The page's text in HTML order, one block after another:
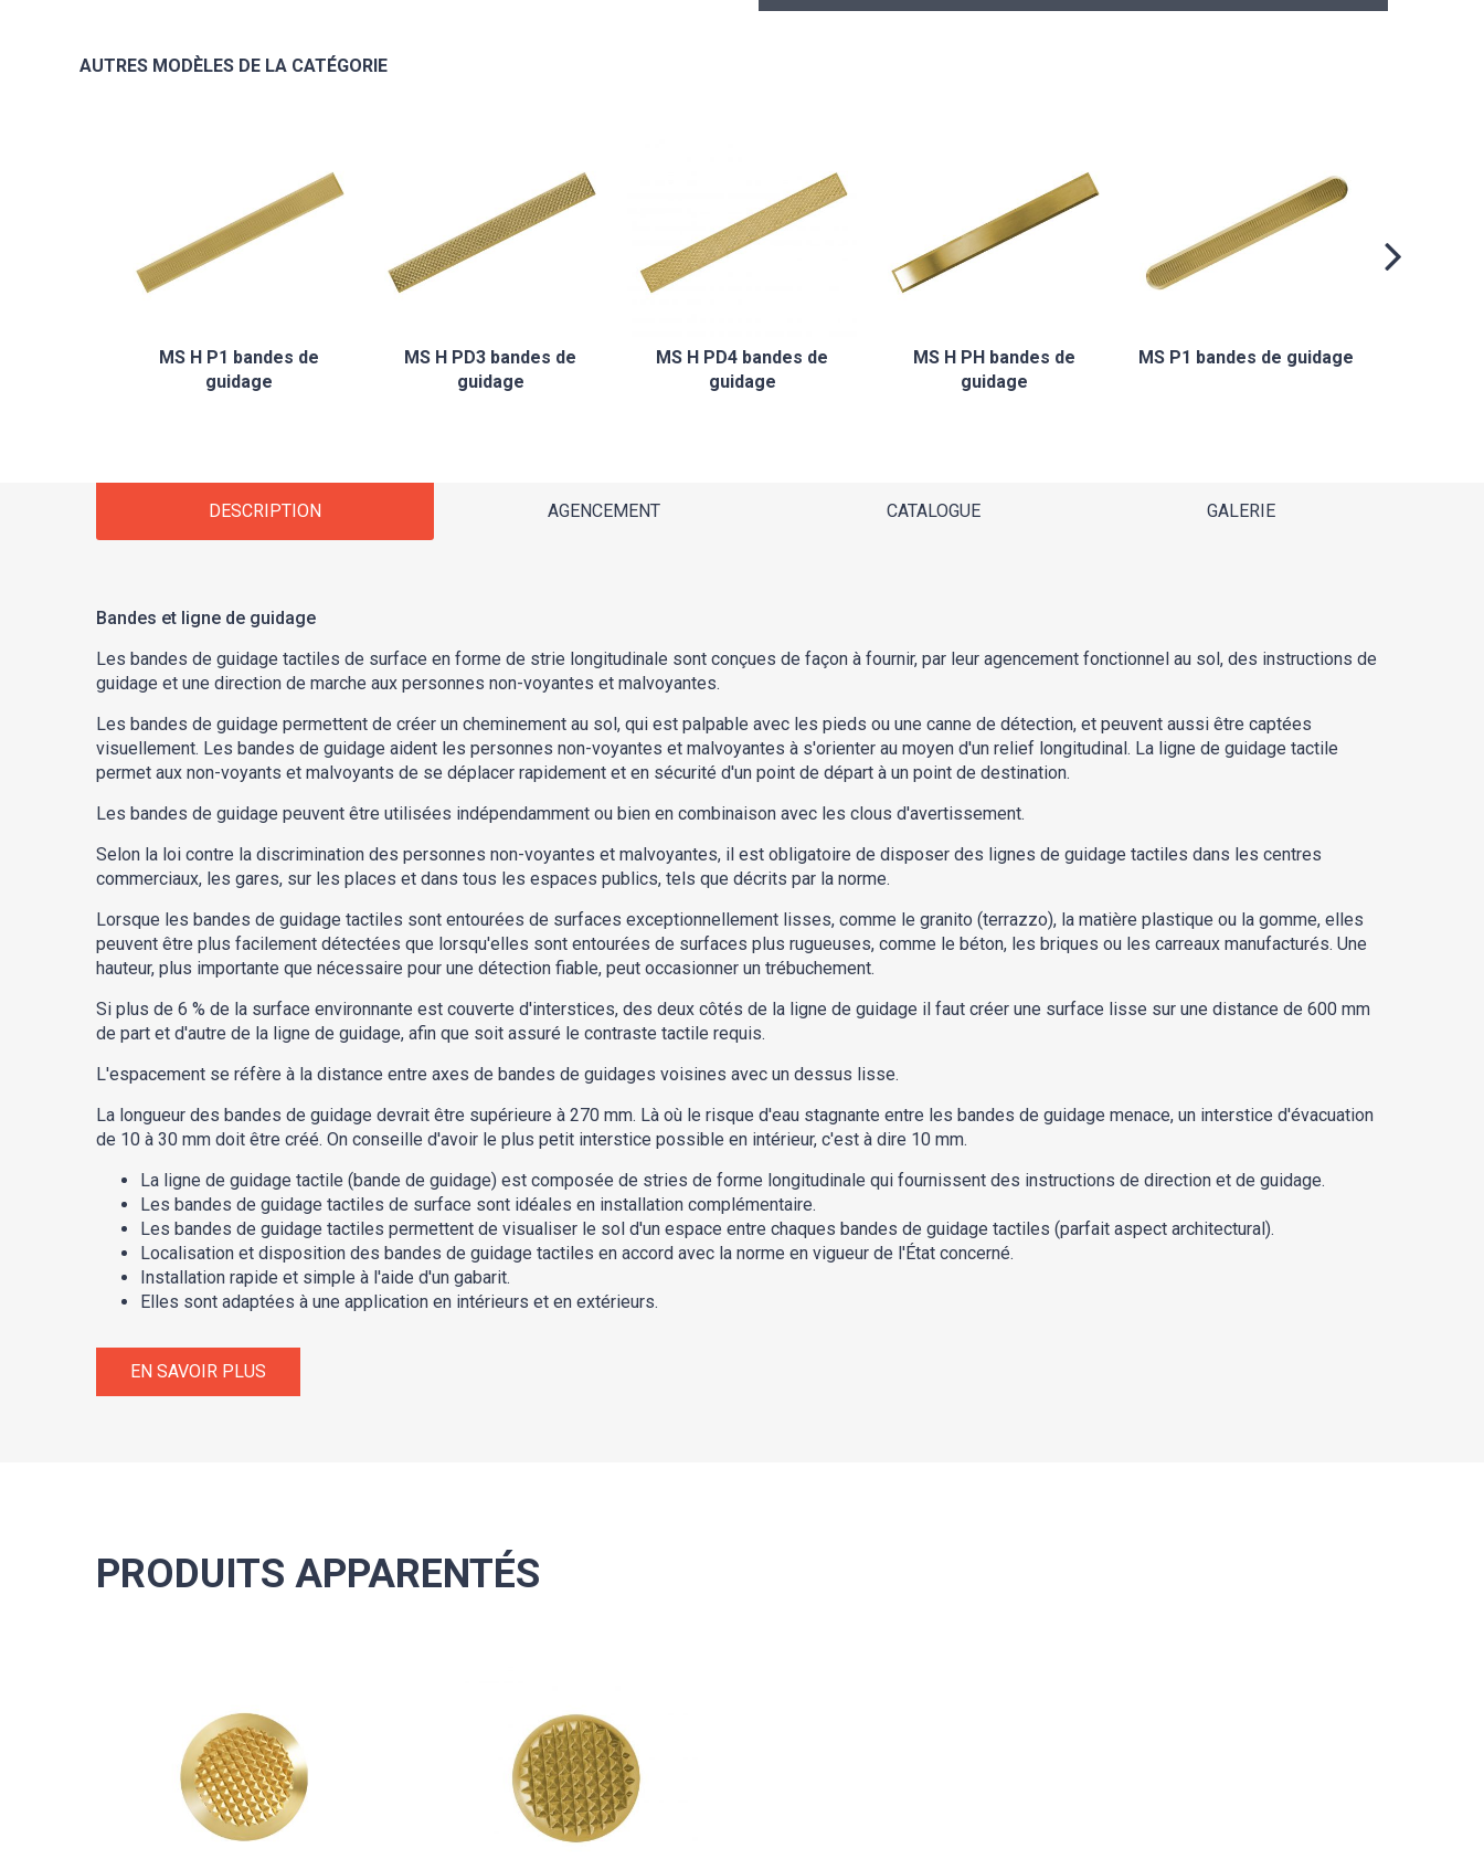
AUTRES MODÈLES DE LA CATÉGORIE
MS H P1 bandes de
guidage
MS H PD3 bandes de
guidage
MS H PD4 bandes de
guidage
MS H PH bandes de
guidage
MS P1 bandes de guidage
DESCRIPTION AGENCEMENT CATALOGUE GALERIE
Bandes et ligne de guidage
Les bandes de guidage tactiles de surface en forme de strie longitudinale sont conçues de façon à fournir, par leur agencement fonctionnel au sol, des instructions de
guidage et une direction de marche aux personnes non-voyantes et malvoyantes.
Les bandes de guidage permettent de créer un cheminement au sol, qui est palpable avec les pieds ou une canne de détection, et peuvent aussi être captées
visuellement. Les bandes de guidage aident les personnes non-voyantes et malvoyantes à s'orienter au moyen d'un relief longitudinal. La ligne de guidage tactile
permet aux non-voyants et malvoyants de se déplacer rapidement et en sécurité d'un point de départ à un point de destination.
Les bandes de guidage peuvent être utilisées indépendamment ou bien en combinaison avec les clous d'avertissement.
Selon la loi contre la discrimination des personnes non-voyantes et malvoyantes, il est obligatoire de disposer des lignes de guidage tactiles dans les centres
commerciaux, les gares, sur les places et dans tous les espaces publics, tels que décrits par la norme.
Lorsque les bandes de guidage tactiles sont entourées de surfaces exceptionnellement lisses, comme le granito (terrazzo), la matière plastique ou la gomme, elles
peuvent être plus facilement détectées que lorsqu'elles sont entourées de surfaces plus rugueuses, comme le béton, les briques ou les carreaux manufacturés. Une
hauteur, plus importante que nécessaire pour une détection fiable, peut occasionner un trébuchement.
Si plus de 6 % de la surface environnante est couverte d'interstices, des deux côtés de la ligne de guidage il faut créer une surface lisse sur une distance de 600 mm
de part et d'autre de la ligne de guidage, afin que soit assuré le contraste tactile requis.
L'espacement se réfère à la distance entre axes de bandes de guidages voisines avec un dessus lisse.
La longueur des bandes de guidage devrait être supérieure à 270 mm. Là où le risque d'eau stagnante entre les bandes de guidage menace, un interstice d'évacuation
de 10 à 30 mm doit être créé. On conseille d'avoir le plus petit interstice possible en intérieur, c'est à dire 10 mm.
La ligne de guidage tactile (bande de guidage) est composée de stries de forme longitudinale qui fournissent des instructions de direction et de guidage.
Les bandes de guidage tactiles de surface sont idéales en installation complémentaire.
Les bandes de guidage tactiles permettent de visualiser le sol d'un espace entre chaques bandes de guidage tactiles (parfait aspect architectural).
Localisation et disposition des bandes de guidage tactiles en accord avec la norme en vigueur de l'État concerné.
Installation rapide et simple à l'aide d'un gabarit.
Elles sont adaptées à une application en intérieurs et en extérieurs.
EN SAVOIR PLUS
PRODUITS APPARENTÉS